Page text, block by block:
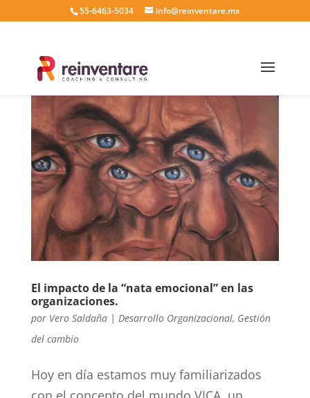
55-6463-5034 info@reinventare.mx
El impacto de la “nata emocional” en las
organizaciones.
por Vero Saldaña| Desarrollo Organizacional, Gestión
del cambio
Hoy en día estamos muy familiarizados